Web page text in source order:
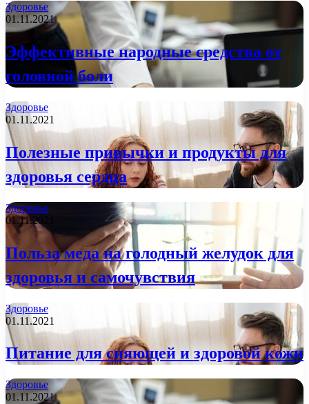
Здоровье
01.11.2021
Эффективные народные средства от
головной боли
Здоровье
01.11.2021
Полезные привычки и продукты для
здоровья сердца
Здоровье
01.11.2021
Польза меда на голодный желудок для
здоровья и самочувствия
Здоровье
01.11.2021
Питание для сияющей и здоровой кожи
Здоровье
01.11.2021